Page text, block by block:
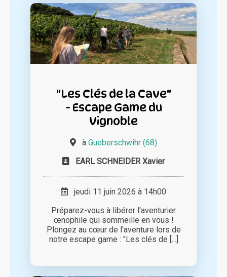
"Les Clés de la Cave"
- Escape Game du
Vignoble
à Gueberschwihr (68)
EARL SCHNEIDER Xavier
jeudi 11 juin 2026 à 14h00
Préparez-vous à libérer l'aventurier
œnophile qui sommeille en vous !
Plongez au cœur de l'aventure lors de
notre escape game : "Les clés de [...]